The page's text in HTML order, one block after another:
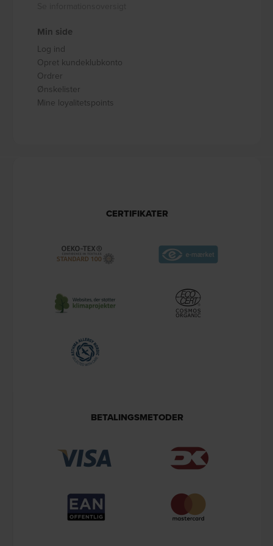
Min side
Log ind
Opret kundeklubkonto
Ordrer
Ønskelister
Mine loyalitetspoints
CERTIFIKATER
BETALINGSMETODER